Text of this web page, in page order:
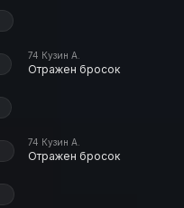
74 Кузин А.
Отражен бросок
74 Кузин А.
Отражен бросок